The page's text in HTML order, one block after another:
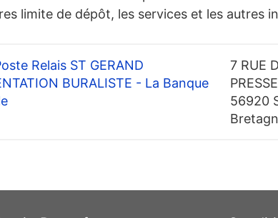
limite de dépôt, les services et les autres
Relais ST GERAND
BURALISTE - La Banque
7 RUE
56920